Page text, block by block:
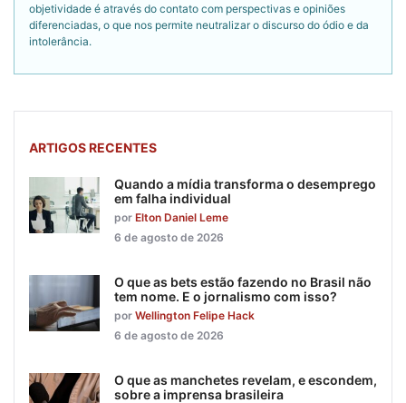
objetividade é através do contato com perspectivas e opiniões
diferenciadas, o que nos permite neutralizar o discurso do ódio e da
intolerância.
ARTIGOS RECENTES
Quando a mídia transforma o desemprego
em falha individual
por Elton Daniel Leme
6 de agosto de 2026
O que as bets estão fazendo no Brasil não
tem nome. E o jornalismo com isso?
por Wellington Felipe Hack
6 de agosto de 2026
O que as manchetes revelam, e escondem,
sobre a imprensa brasileira